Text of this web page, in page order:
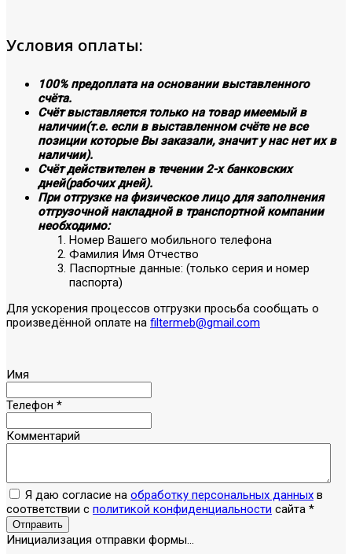
Условия оплаты:
100% предоплата на основании выставленного
счёта.
Счёт выставляется только на товар имеемый в
наличии(т.е. если в выставленном счёте не все
позиции которые Вы заказали, значит у нас нет их в
наличии).
Счёт действителен в течении 2-х банковских
дней(рабочих дней).
При отгрузке на физическое лицо для заполнения
отгрузочной накладной в транспортной компании
необходимо:
Номер Вашего мобильного телефона
Фамилия Имя Отчество
Паспортные данные: (только серия и номер
паспорта)
Для ускорения процессов отгрузки просьба сообщать о
произведённой оплате на filtermeb@gmail.com
Имя
Телефон *
Комментарий
Я даю согласие на обработку персональных данных в
соответствии с политикой конфиденциальности сайта *
Отправить
Инициализация отправки формы...